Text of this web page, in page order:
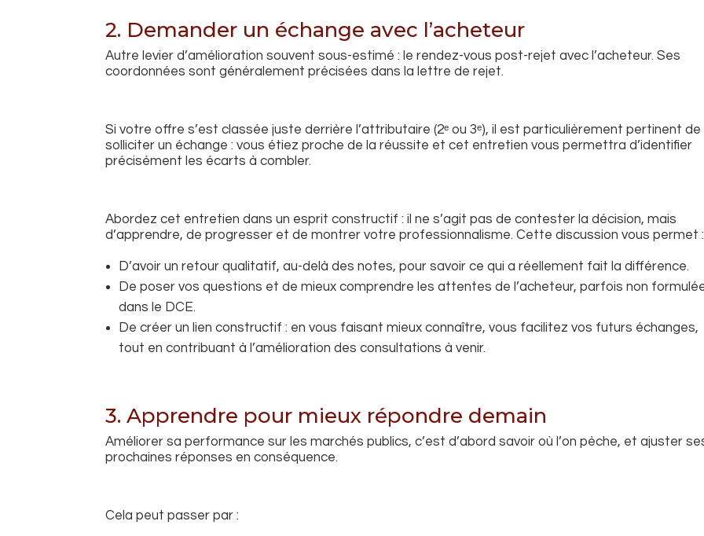
2. Demander un échange avec l’acheteur
Autre levier d’amélioration souvent sous-estimé : le rendez-vous post-rejet avec l’acheteur. Ses
coordonnées sont généralement précisées dans la lettre de rejet.
Si votre offre s’est classée juste derrière l’attributaire (2ᵉ ou 3ᵉ), il est particulièrement pertinent de
solliciter un échange : vous étiez proche de la réussite et cet entretien vous permettra d’identifier
précisément les écarts à combler.
Abordez cet entretien dans un esprit constructif : il ne s’agit pas de contester la décision, mais
d’apprendre, de progresser et de montrer votre professionnalisme. Cette discussion vous permet :
D’avoir un retour qualitatif, au-delà des notes, pour savoir ce qui a réellement fait la différence.
De poser vos questions et de mieux comprendre les attentes de l’acheteur, parfois non
dans le DCE.
De créer un lien constructif : en vous faisant mieux connaître, vous facilitez vos futurs échanges,
tout en contribuant à l’amélioration des consultations à venir.
3. Apprendre pour mieux répondre demain
Améliorer sa performance sur les marchés publics, c’est d’abord savoir où l’on pèche, et ajuster
prochaines réponses en conséquence.
Cela peut passer par :